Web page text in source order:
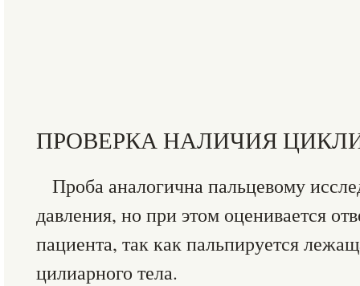
ПРОВЕРКА НАЛИЧИЯ
Проба аналогична пальцевому
давления, но при этом оценивается
пациента, так как пальпируется
цилиарного тела.